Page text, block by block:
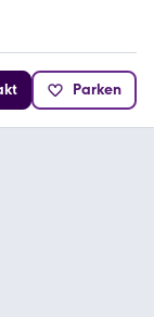
Parken